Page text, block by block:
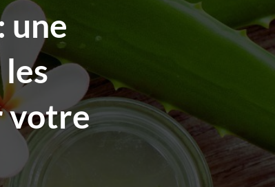
une
votre